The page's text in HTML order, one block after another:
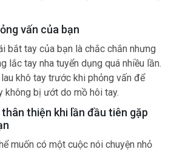
vấn của bạn
bắt tay của bạn là chắc chắn nhưng
lắc tay nha tuyển dụng quá nhiều lần.
khô tay trước khi phỏng vấn để
không bị ướt do mồ hôi tay.
thiện khi lần đầu tiên gặp
muốn có một cuộc nói chuyện nhỏ